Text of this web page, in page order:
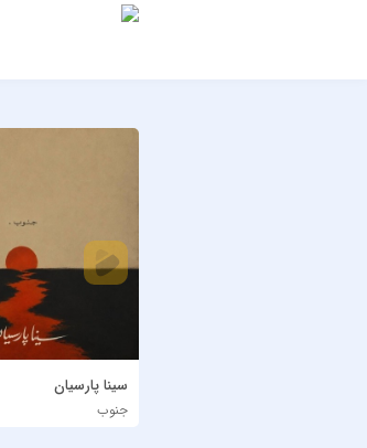
سینا پارسیان
جنوب